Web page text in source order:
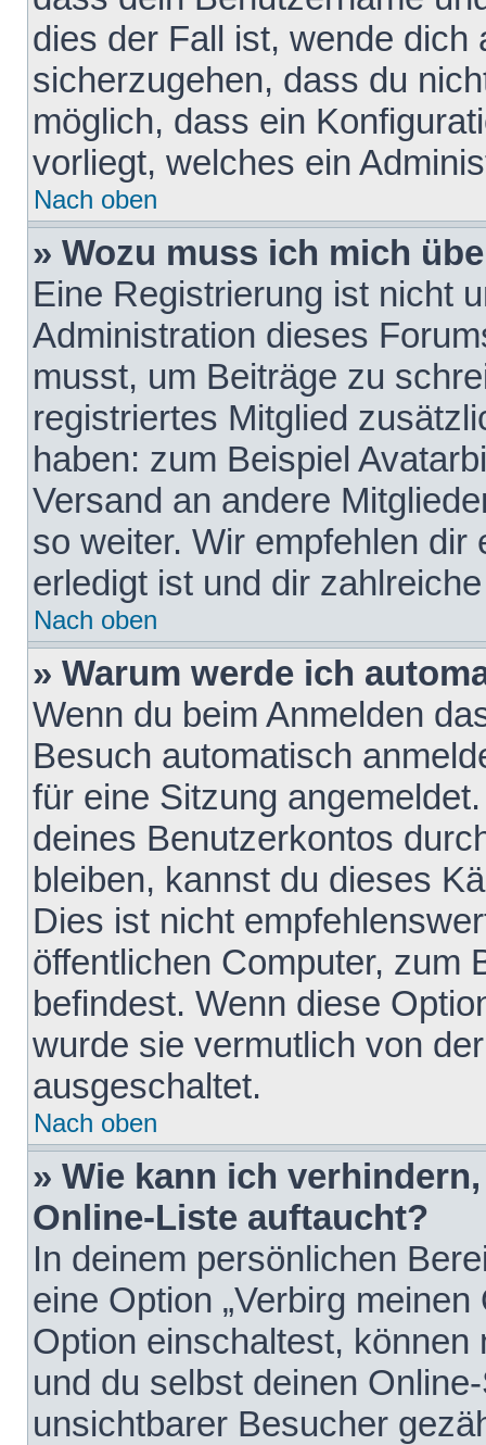
dies der Fall ist, wende dich
sicherzugehen, dass du
möglich, dass ein
vorliegt, welches ein
Nach oben
» Wozu muss ich mich
Eine Registrierung ist nicht
Administration dieses
musst, um Beiträge zu
registriertes Mitglied
haben: zum Beispiel
Versand an andere
so weiter. Wir empfehlen
erledigt ist und dir
Nach oben
» Warum werde ich
Wenn du beim Anmelden
Besuch automatisch
für eine Sitzung
deines Benutzerkontos
bleiben, kannst du dieses
Dies ist nicht
öffentlichen Computer, zum
befindest. Wenn diese
wurde sie vermutlich von
ausgeschaltet.
Nach oben
» Wie kann ich
Online-Liste auftaucht?
In deinem persönlichen
eine Option „Verbirg
Option einschaltest,
und du selbst deinen
unsichtbarer Besucher